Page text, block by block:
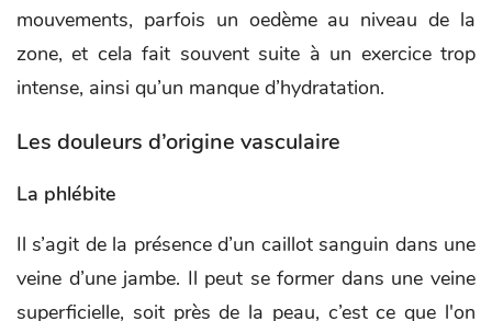
mouvements, parfois un oedème au niveau de la
zone, et cela fait souvent suite à un exercice trop
intense, ainsi qu’un manque d’hydratation.
Les douleurs d’origine vasculaire
La phlébite
Il s’agit de la présence d’un caillot sanguin dans une
veine d’une jambe. Il peut se former dans une veine
superficielle, soit près de la peau, c’est ce que l'on